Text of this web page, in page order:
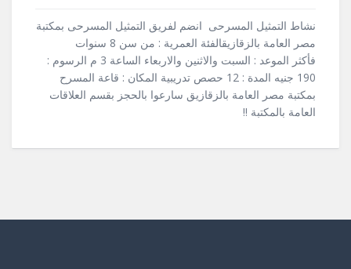
نشاط التمثيل المسرحى انضم لفريق التمثيل المسرحى بمكتبة
مصر العامة بالزقازيقالفئة العمرية : من سن 8 سنوات
فأكثر الموعد : السبت والاثنين والاربعاء الساعة 3 م الرسوم :
190 جنيه المدة : 12 حصص تدريبية المكان : قاعة المسرح
بمكتبة مصر العامة بالزقازيق سارعوا بالحجز بقسم العلاقات
العامة بالمكتبة !!